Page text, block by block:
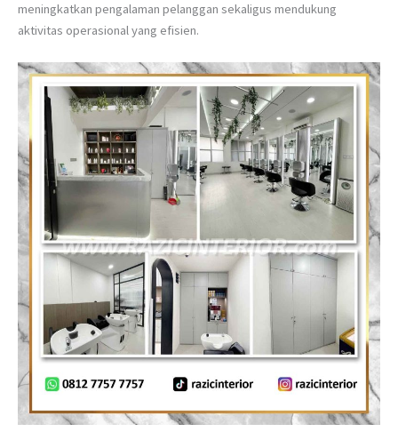
meningkatkan pengalaman pelanggan sekaligus mendukung
aktivitas operasional yang efisien.